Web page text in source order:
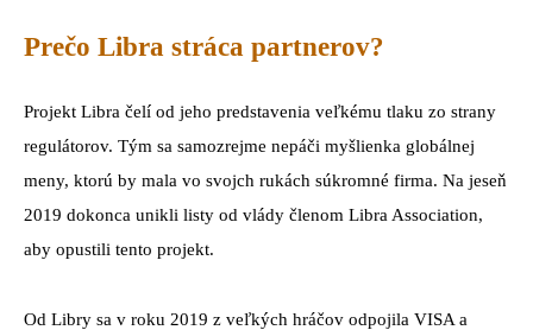
Prečo Libra stráca partnerov?
Projekt Libra čelí od jeho predstavenia veľkému tlaku zo strany
regulátorov. Tým sa samozrejme nepáči myšlienka globálnej
meny, ktorú by mala vo svojch rukách súkromné firma. Na jeseň
2019 dokonca unikli listy od vlády členom Libra Association,
aby opustili tento projekt.
Od Libry sa v roku 2019 z veľkých hráčov odpojila VISA a